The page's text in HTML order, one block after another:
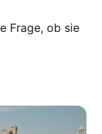
Frage, ob sie